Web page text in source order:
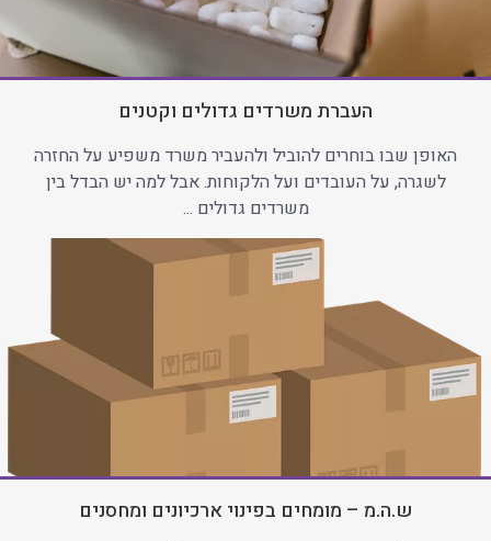
העברת משרדים גדולים וקטנים
האופן שבו בוחרים להוביל ולהעביר משרד משפיע על החזרה
לשגרה, על העובדים ועל הלקוחות. אבל למה יש הבדל בין
משרדים גדולים ...
ש.ה.מ – מומחים בפינוי ארכיונים ומחסנים